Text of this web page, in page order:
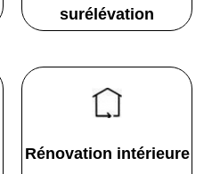
surélévation
Rénovation intérieure